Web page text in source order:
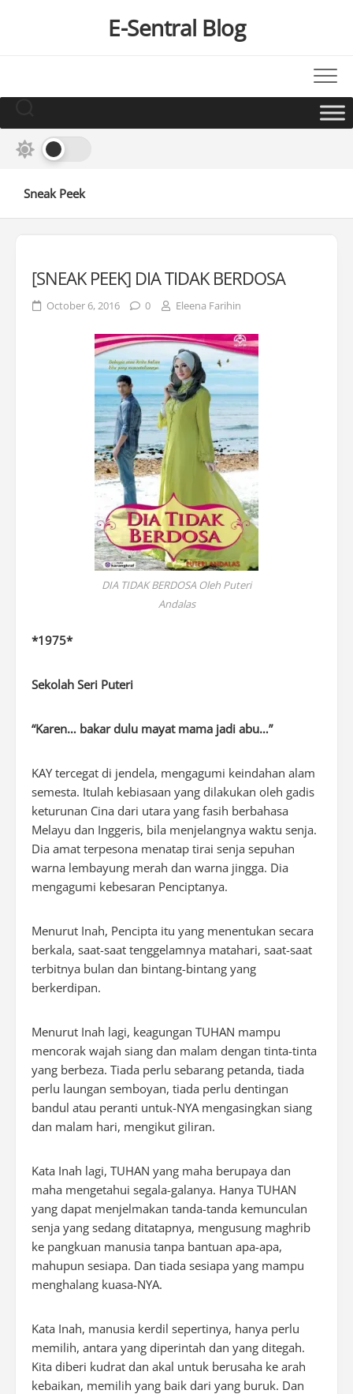
E-Sentral Blog
Sneak Peek
[SNEAK PEEK] DIA TIDAK BERDOSA
October 6, 2016 0 Eleena Farihin
DIA TIDAK BERDOSA Oleh Puteri
Andalas
*1975*
Sekolah Seri Puteri
“Karen… bakar dulu mayat mama jadi abu…”
KAY tercegat di jendela, mengagumi keindahan alam
semesta. Itulah kebiasaan yang dilakukan oleh gadis
keturunan Cina dari utara yang fasih berbahasa
Melayu dan Inggeris, bila menjelangnya waktu senja.
Dia amat terpesona menatap tirai senja sepuhan
warna lembayung merah dan warna jingga. Dia
mengagumi kebesaran Penciptanya.
Menurut Inah, Pencipta itu yang menentukan secara
berkala, saat-saat tenggelamnya matahari, saat-saat
terbitnya bulan dan bintang-bintang yang
berkerdipan.
Menurut Inah lagi, keagungan TUHAN mampu
mencorak wajah siang dan malam dengan tinta-tinta
yang berbeza. Tiada perlu sebarang petanda, tiada
perlu laungan semboyan, tiada perlu dentingan
bandul atau peranti untuk-NYA mengasingkan siang
dan malam hari, mengikut giliran.
Kata Inah lagi, TUHAN yang maha berupaya dan
maha mengetahui segala-galanya. Hanya TUHAN
yang dapat menjelmakan tanda-tanda kemunculan
senja yang sedang ditatapnya, mengusung maghrib
ke pangkuan manusia tanpa bantuan apa-apa,
mahupun sesiapa. Dan tiada sesiapa yang mampu
menghalang kuasa-NYA.
Kata Inah, manusia kerdil sepertinya, hanya perlu
memilih, antara yang diperintah dan yang ditegah.
Kita diberi kudrat dan akal untuk berusaha ke arah
kebaikan, memilih yang baik dari yang buruk. Dan